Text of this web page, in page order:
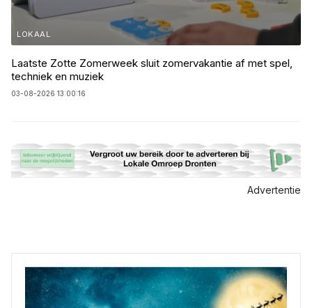
LOKAAL
Laatste Zotte Zomerweek sluit zomervakantie af met spel,
techniek en muziek
03-08-2026 13:00:16
Advertentie